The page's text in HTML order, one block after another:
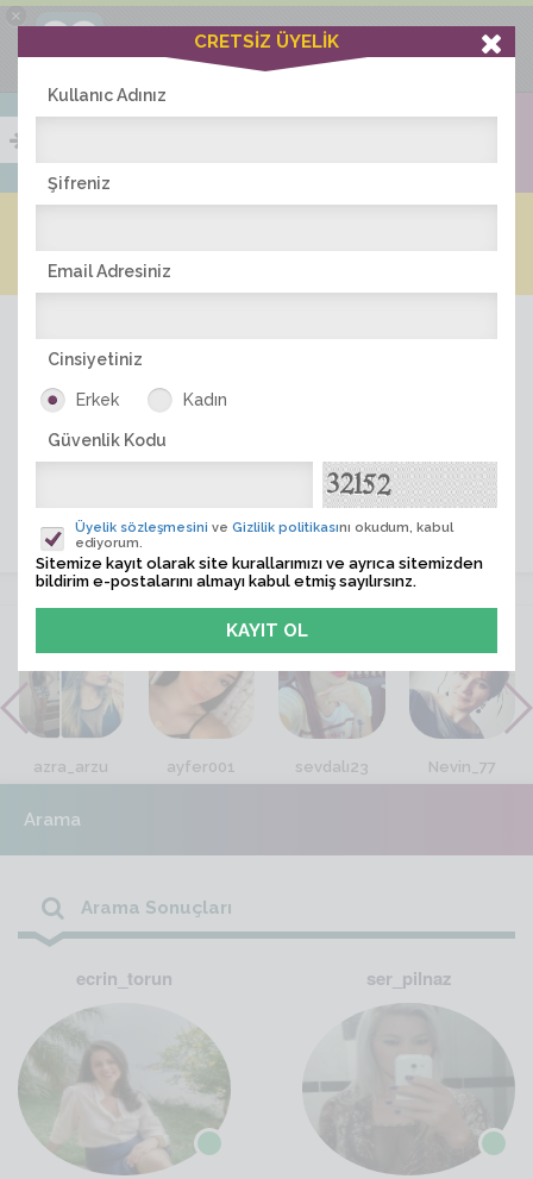
×
Ciddiask Uygulaması
+1 Hafta Gold Üyelik Kazan
Bedava - com.ciddi.ask
İNDİR
ÜYE ARA
VİTRİN
azra_arzu ayfer001 sevdalı23 Nevin_77
Arama
Arama Sonuçları
ecrin_torun ser_pilnaz
CRETSİZ ÜYELİK
Kullanıc Adınız
Şifreniz
Email Adresiniz
Cinsiyetiniz
Erkek Kadın
Güvenlik Kodu
Üyelik sözleşmesini ve Gizlilik politikasını okudum, kabul
ediyorum.
Sitemize kayıt olarak site kurallarımızı ve ayrıca sitemizden
bildirim e-postalarını almayı kabul etmiş sayılırsınz.